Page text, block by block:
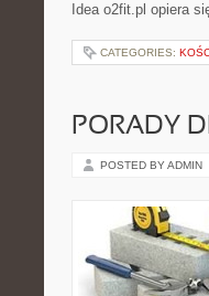
Idea o2fit.pl opiera
CATEGORIES:
PORADY
POSTED BY ADMIN